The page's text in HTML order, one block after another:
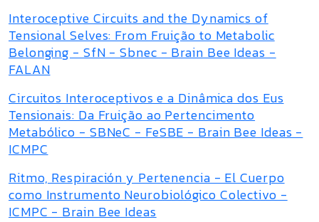
Interoceptive Circuits and the Dynamics of
Tensional Selves: From Fruição to Metabolic
Belonging - SfN - Sbnec - Brain Bee Ideas -
FALAN
Circuitos Interoceptivos e a Dinâmica dos Eus
Tensionais: Da Fruição ao Pertencimento
Metabólico - SBNeC - FeSBE - Brain Bee Ideas -
ICMPC
Ritmo, Respiración y Pertenencia - El Cuerpo
como Instrumento Neurobiológico Colectivo -
ICMPC - Brain Bee Ideas